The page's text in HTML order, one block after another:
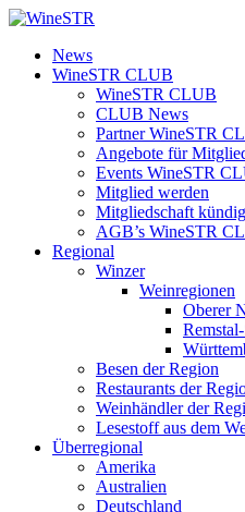
Zum
springen
WineSTR
News
WineSTR CLUB
WineSTR CLUB
CLUB News
Partner WineSTR
Angebote für
Events WineSTR
Mitglied werden
Mitgliedschaft
AGB’s WineSTR
Regional
Winzer
Weinregionen
Oberer
Besen der Region
Restaurants der
Weinhändler der
Lesestoff aus dem
Überregional
Amerika
Australien
Deutschland